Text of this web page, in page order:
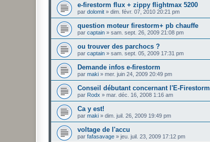
e-firestorm flux + zippy flightmax 5200
par dolomit » dim. févr. 07, 2010 20:21 pm
question moteur firestorm+ pb chauffe
par captain » sam. sept. 26, 2009 21:08 pm
ou trouver des parchocs ?
par captain » sam. sept. 05, 2009 17:31 pm
Demande infos e-firestorm
par maki » mer. juin 24, 2009 20:49 pm
Conseil débutant concernant l'E-Firestorm
par Rodx » mar. déc. 16, 2008 1:16 am
Ca y est!
par maki » dim. juil. 26, 2009 19:49 pm
voltage de l'accu
par fafasavage » jeu. juil. 23, 2009 17:12 pm